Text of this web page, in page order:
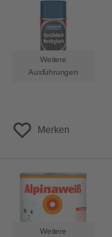
Weitere
Ausführungen
Merken
Weitere